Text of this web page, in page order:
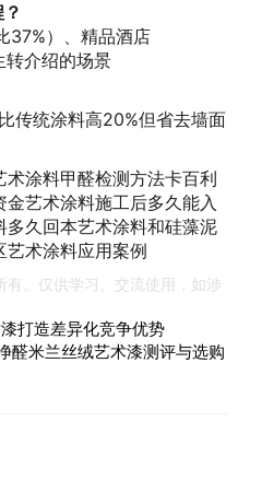
37%）、精品酒店
转介绍的场景
传统涂料高20%但省去墙面
涂料甲醛检测方法卡百利
艺术涂料施工后多久能入
久回本艺术涂料和硅藻泥
艺术涂料应用案例
。仅供学习、交流使用，如涉
打造差异化竞争优势
醛米兰丝绒艺术漆测评与选购